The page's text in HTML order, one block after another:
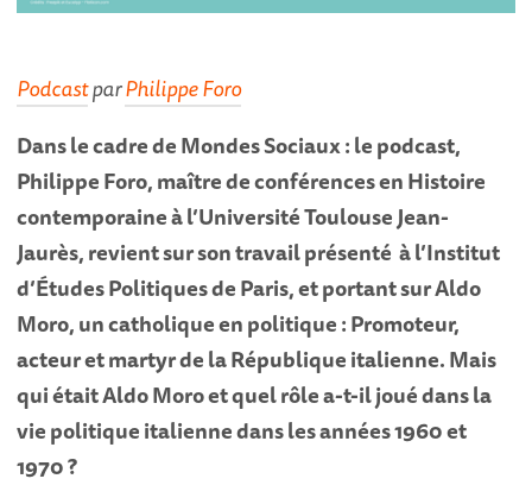
PodcastparPhilippe Foro
Dans le cadre de Mondes Sociaux : le podcast,
Philippe Foro, maître de conférences en Histoire
contemporaine à l’Université Toulouse Jean-
Jaurès, revient sur son travail présenté à l’Institut
d’Études Politiques de Paris, et portant sur Aldo
Moro, un catholique en politique : Promoteur,
acteur et martyr de la République italienne. Mais
qui était Aldo Moro et quel rôle a-t-il joué dans la
vie politique italienne dans les années 1960 et
1970 ?